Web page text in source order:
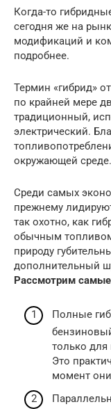
Когда-то
сегодня же на
модификаций и
подробнее.
Термин «гибрид»
по крайней мере
традиционный,
электрический.
окружающей среде.
Среди самых
прежнему
так охотно, как
обычным
природу
дополнительный
Рассмотрим самые
Полные
только для
Это
момент